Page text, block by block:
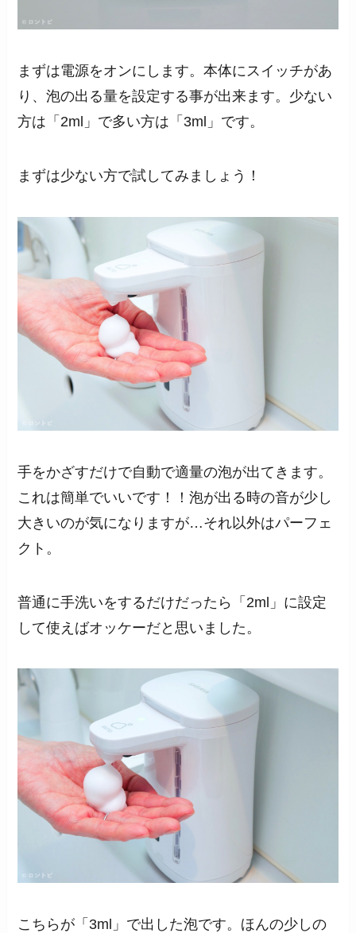
まずは電源をオンにします。本体にスイッチがあ
り、泡の出る量を設定する事が出来ます。少ない
方は「2ml」で多い方は「3ml」です。
まずは少ない方で試してみましょう！
手をかざすだけで自動で適量の泡が出てきます。
これは簡単でいいです！！泡が出る時の音が少し
大きいのが気になりますが…それ以外はパーフェ
クト。
普通に手洗いをするだけだったら「2ml」に設定
して使えばオッケーだと思いました。
こちらが「3ml」で出した泡です。ほんの少しの